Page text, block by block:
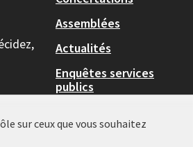
Assemblées
Actualités
Enquêtes services
publics
sur ceux que vous souhaitez